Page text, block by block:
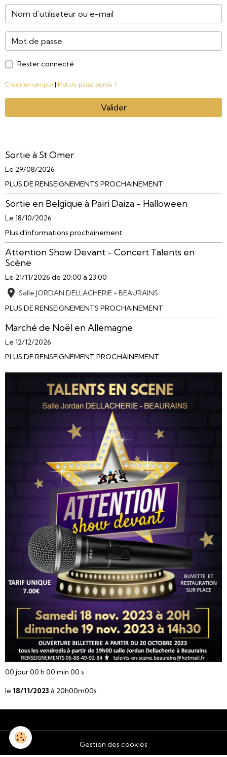
Rester connecté
Créer un compte Mot de passe perdu ?
Valider
Sortie à St Omer
Le 29/08/2026
PLUS DE RENSEIGNEMENTS PROCHAINEMENT
Sortie en Belgique à Pairi Daiza - Halloween
Le 18/10/2026
Plus d'informations prochainement
Attention Show Devant - Concert Talents en
Scène
Le 21/11/2026 de 20:00 à 23:00
Salle JORDAN DELLACHERIE - BEAURAINS
PLUS DE RENSEIGNEMENTS PROCHAINEMENT
Marché de Noël en Allemagne
Le 12/12/2026
PLUS DE RENSEIGNEMENT PROCHAINEMENT
00 jour00 h 00 min 00 s
le 18/11/2023 à 20h00m00s
Gestion des cookies